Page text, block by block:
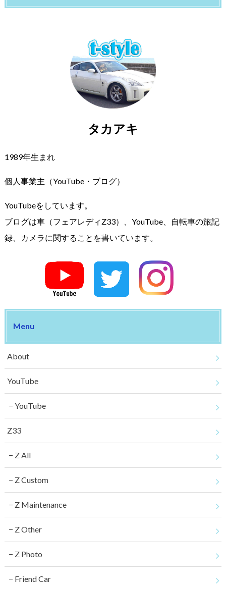
タカアキ
1989年生まれ
個人事業主（YouTube・ブログ）
YouTubeをしています。
ブログは車（フェアレディZ33）、YouTube、自転車の旅記
録、カメラに関することを書いています。
Menu
About
YouTube
YouTube
Z33
Z All
Z Custom
Z Maintenance
Z Other
Z Photo
Friend Car